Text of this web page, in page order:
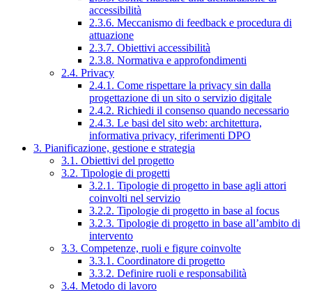
accessibilità
2.3.6. Meccanismo di feedback e procedura di
attuazione
2.3.7. Obiettivi accessibilità
2.3.8. Normativa e approfondimenti
2.4. Privacy
2.4.1. Come rispettare la privacy sin dalla
progettazione di un sito o servizio digitale
2.4.2. Richiedi il consenso quando necessario
2.4.3. Le basi del sito web: architettura,
informativa privacy, riferimenti DPO
3. Pianificazione, gestione e strategia
3.1. Obiettivi del progetto
3.2. Tipologie di progetti
3.2.1. Tipologie di progetto in base agli attori
coinvolti nel servizio
3.2.2. Tipologie di progetto in base al focus
3.2.3. Tipologie di progetto in base all’ambito di
intervento
3.3. Competenze, ruoli e figure coinvolte
3.3.1. Coordinatore di progetto
3.3.2. Definire ruoli e responsabilità
3.4. Metodo di lavoro